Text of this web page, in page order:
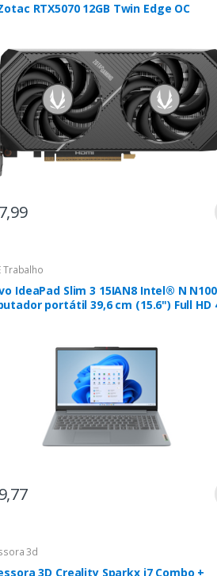
RTX5070 12GB Twin Edge OC
Trabalho
IdeaPad Slim 3 15IAN8 Intel® N N100
portátil 39,6 cm (15.6") Full HD
3d
3D Creality Sparkx i7 Combo +